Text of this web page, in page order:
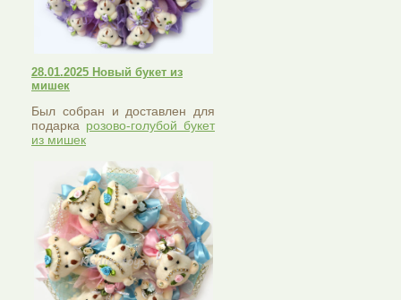
28.01.2025 Новый букет из
мишек
Был собран и доставлен для
подарка розово-голубой букет
из мишек